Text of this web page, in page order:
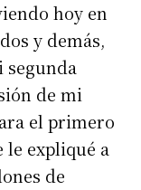
hoy en
y demás,
segunda
de mi
el primero
le expliqué a
de